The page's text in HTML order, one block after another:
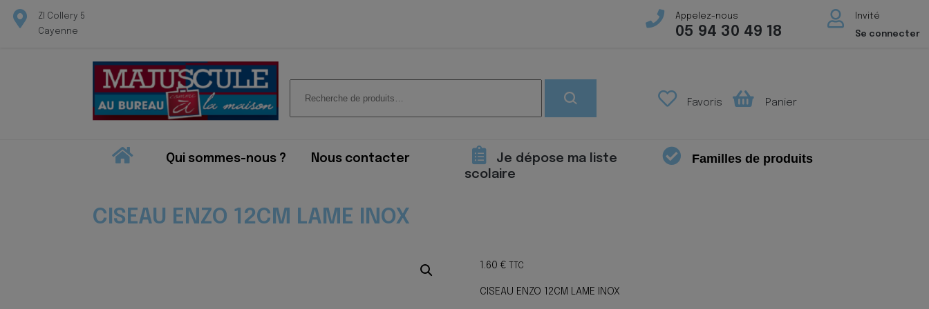
ZI Collery 5
Cayenne
Appelez-nous
05 94 30 49 18
Invité
Se connecter
pour :
Favoris Panier
Qui sommes-nous ? Nous contacter
Je dépose ma liste
scolaire
Familles de produits
CISEAU ENZO 12CM LAME INOX
1.60 € TTC
CISEAU ENZO 12CM LAME INOX